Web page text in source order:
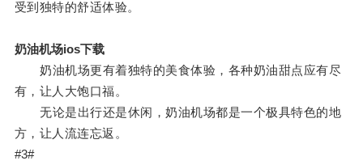
受到独特的舒适体验。
奶油机场ios下载
奶油机场更有着独特的美食体验，各种奶油甜点应有尽
有，让人大饱口福。
无论是出行还是休闲，奶油机场都是一个极具特色的地
方，让人流连忘返。
#3#